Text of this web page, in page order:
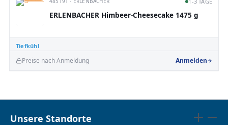
Tiefkühl
ERLENBACHER Himbeer-Cheesecake 1475 g
Preise nach Anmeldung Anmelden
Unsere Standorte